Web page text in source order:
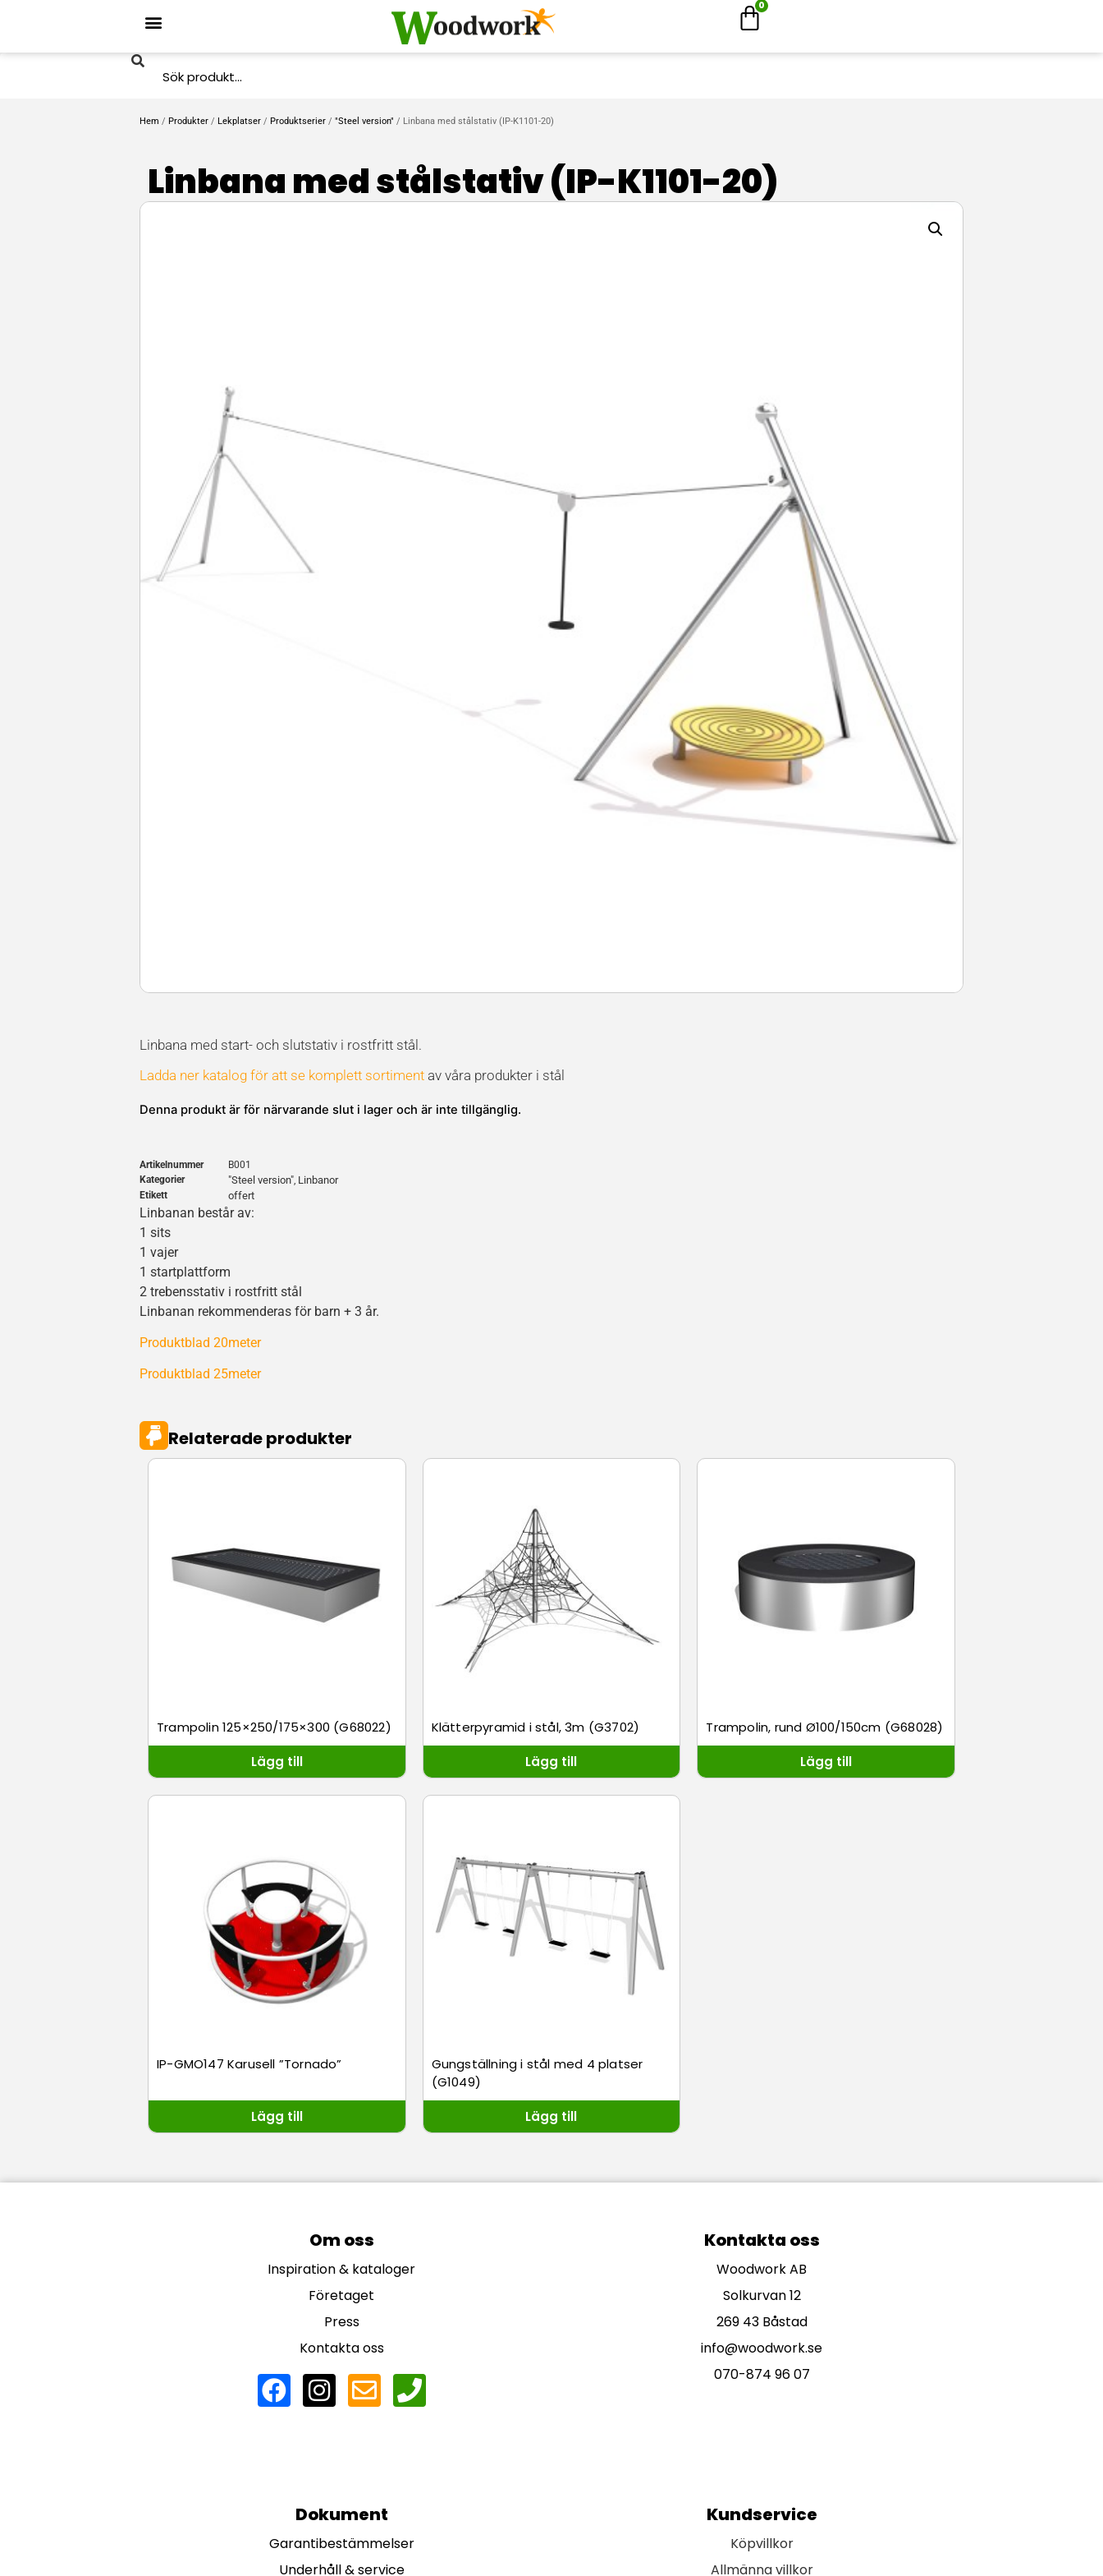
0
Hem / Produkter / Lekplatser / Produktserier / "Steel version" / Linbana med stålstativ (IP-K1101-20)
Linbana med stålstativ (IP-K1101-20)
Linbana med start- och slutstativ i rostfritt stål.
Ladda ner katalog för att se komplett sortiment av våra produkter i stål
Denna produkt är för närvarande slut i lager och är inte tillgänglig.
Artikelnummer
B001
Kategorier
"Steel version" Linbanor
Etikett offert
Linbanan består av:
1 sits
1 vajer
1 startplattform
2 trebensstativ i rostfritt stål
Linbanan rekommenderas för barn + 3 år.
Produktblad 20meter
Produktblad 25meter
Relaterade produkter
Trampolin 125×250/175×300 (G68022)
Lägg till
Klätterpyramid i stål, 3m (G3702)
Lägg till
Trampolin, rund Ø100/150cm (G68028)
Lägg till
IP-GMO147 Karusell ”Tornado”
Lägg till
Gungställning i stål med 4 platser
(G1049)
Lägg till
Om oss
Inspiration & kataloger
Företaget
Press
Kontakta oss
Kontakta oss
Woodwork AB
Solkurvan 12
269 43 Båstad
info@woodwork.se
070-874 96 07
Dokument
Garantibestämmelser
Underhåll & service
Kundservice
Köpvillkor
Allmänna villkor